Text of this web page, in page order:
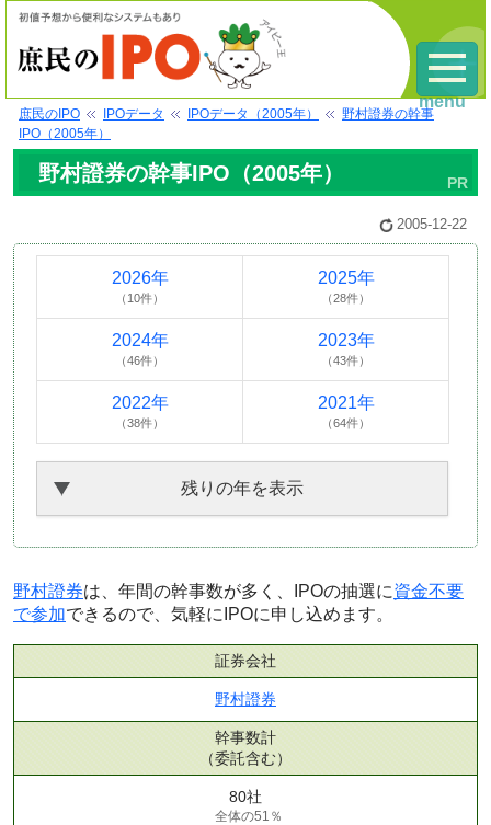
庶民のIPO IPOデータ IPOデータ（2005年）
野村證券の幹事
IPO（2005年）
野村證券の幹事IPO（2005年）
2005-12-22
2026年
（10件）
2025年
（28件）
2024年
（46件）
2023年
（43件）
2022年
（38件）
2021年
（64件）
残りの年を表示
野村證券は、年間の幹事数が多く、IPOの抽選に資金不要
で参加できるので、気軽にIPOに申し込めます。
証券会社
野村證券
幹事数計
（委託含む）
80社
全体の51％
menu